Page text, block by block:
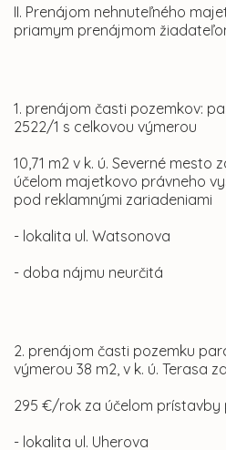
II. Prenájom nehnuteľného
priamym prenájmom
1. prenájom časti pozemkov:
2522/1 s celkovou výmerou
10,71 m2 v k. ú. Severné mesto
účelom majetkovo právneho
pod reklamnými zariadeniami
- lokalita ul. Watsonova
- doba nájmu neurčitá
2. prenájom časti pozemku
výmerou 38 m2, v k. ú. Terasa
295 €/rok za účelom
- lokalita ul. Uherova